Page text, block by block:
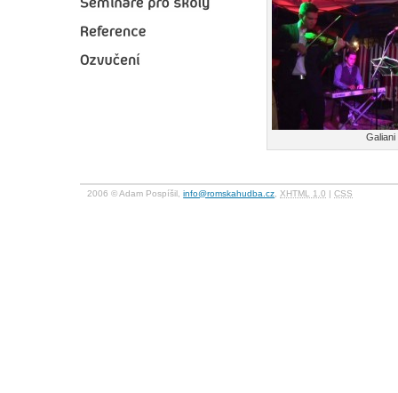
2006 © Adam Pospíšil,info@romskahudba.cz XHTML 1.0 |CSS